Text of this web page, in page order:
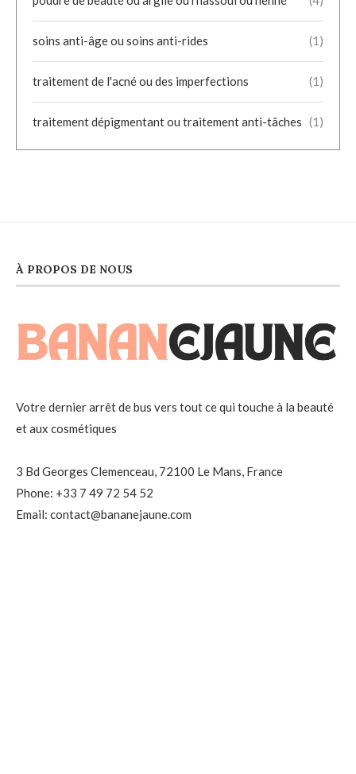
soins anti-âge ou soins anti-rides (1)
traitement de l'acné ou des imperfections (1)
traitement dépigmentant ou traitement anti-tâches (1)
À PROPOS DE NOUS
Votre dernier arrêt de bus vers tout ce qui touche à la beauté
et aux cosmétiques
3 Bd Georges Clemenceau, 72100 Le Mans, France
Phone: +33 7 49 72 54 52
Email: contact@bananejaune.com